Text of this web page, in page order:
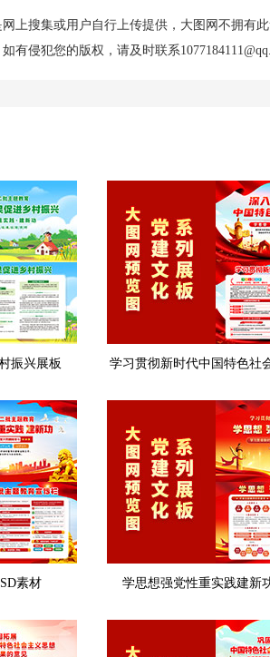
上搜集或用户自行上传提供，大图网不拥有
有侵犯您的版权，请及时联系
振兴展板 学习贯彻新时代中国特色社
素材 学思想强党性重实践建新